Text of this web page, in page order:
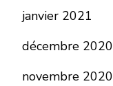
janvier 2021
décembre 2020
novembre 2020